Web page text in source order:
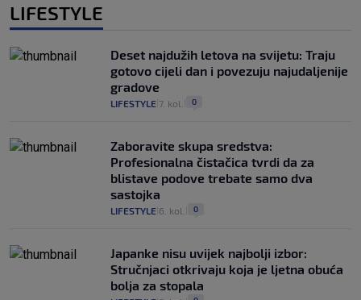
LIFESTYLE
Deset najdužih letova na svijetu: Traju
gotovo cijeli dan i povezuju najudaljenije
gradove
LIFESTYLE 7. kol. 0
Zaboravite skupa sredstva:
Profesionalna čistačica tvrdi da za
blistave podove trebate samo dva
sastojka
LIFESTYLE 6. kol. 0
Japanke nisu uvijek najbolji izbor:
Stručnjaci otkrivaju koja je ljetna obuća
bolja za stopala